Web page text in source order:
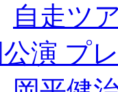
自走ツ
演 プ